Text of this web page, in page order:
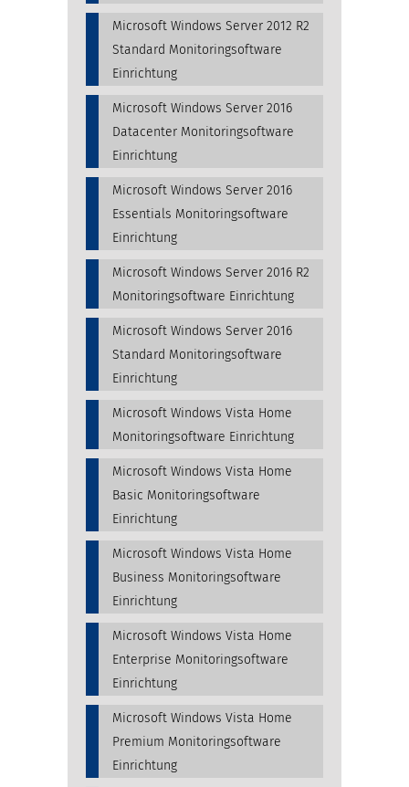
Microsoft Windows Server 2012 R2
Standard Monitoringsoftware
Einrichtung
Microsoft Windows Server 2016
Datacenter Monitoringsoftware
Einrichtung
Microsoft Windows Server 2016
Essentials Monitoringsoftware
Einrichtung
Microsoft Windows Server 2016 R2
Monitoringsoftware Einrichtung
Microsoft Windows Server 2016
Standard Monitoringsoftware
Einrichtung
Microsoft Windows Vista Home
Monitoringsoftware Einrichtung
Microsoft Windows Vista Home
Basic Monitoringsoftware
Einrichtung
Microsoft Windows Vista Home
Business Monitoringsoftware
Einrichtung
Microsoft Windows Vista Home
Enterprise Monitoringsoftware
Einrichtung
Microsoft Windows Vista Home
Premium Monitoringsoftware
Einrichtung